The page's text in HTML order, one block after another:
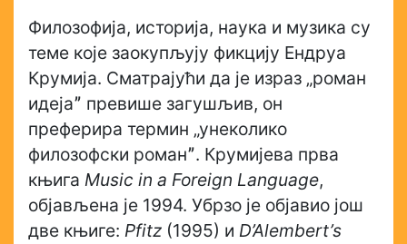
Филозофија, историја, наука и музика су
теме које заокупљују фикцију Ендруа
Крумија. Сматрајући да је израз „роман
идејаˮ превише загушљив, он
преферира термин „унеколико
филозофски романˮ. Крумијева прва
књига Music in a Foreign Language,
објављена је 1994. Убрзо је објавио још
две књиге: Pfitz (1995) и D’Alembert’s